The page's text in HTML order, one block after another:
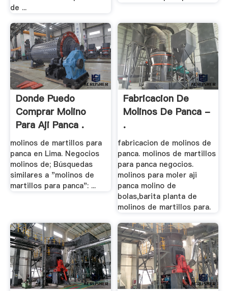
de ...
Donde Puedo
Comprar Molino
Para Aji Panca .
molinos de martillos para
panca en Lima. Negocios
molinos de; Búsquedas
similares a "molinos de
martillos para panca": ...
Fabricacion De
Molinos De Panca -
.
fabricacion de molinos de
panca. molinos de martillos
para panca negocios.
molinos para moler aji
panca molino de
bolas,barita planta de
molinos de martillos para.